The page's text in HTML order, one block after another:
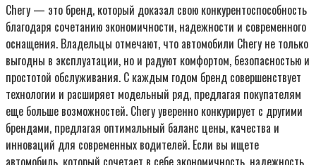
Chery — это бренд, который доказал свою конкурентоспособность
благодаря сочетанию экономичности, надежности и современного
оснащения. Владельцы отмечают, что автомобили Chery не только
выгодны в эксплуатации, но и радуют комфортом, безопасностью и
простотой обслуживания. С каждым годом бренд совершенствует
технологии и расширяет модельный ряд, предлагая покупателям
еще больше возможностей. Chery уверенно конкурирует с другими
брендами, предлагая оптимальный баланс цены, качества и
инноваций для современных водителей. Если вы ищете
автомобиль, который сочетает в себе экономичность, надежность